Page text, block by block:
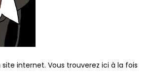
internet. Vous trouverez ici à la fois